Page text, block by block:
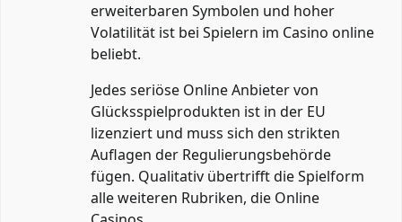
erweiterbaren Symbolen und hoher
Volatilität ist bei Spielern im Casino online
beliebt.
Jedes seriöse Online Anbieter von
Glücksspielprodukten ist in der EU
lizenziert und muss sich den strikten
Auflagen der Regulierungsbehörde
fügen. Qualitativ übertrifft die Spielform
alle weiteren Rubriken, die Online